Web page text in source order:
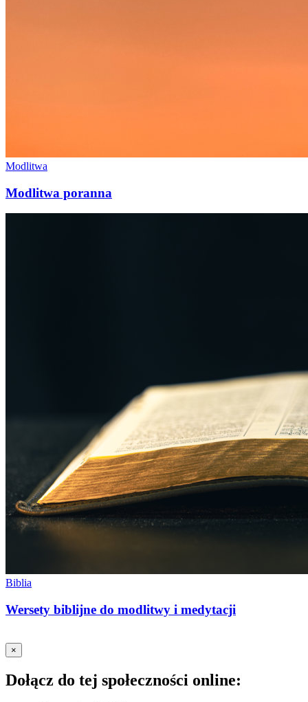
Modlitwa
Modlitwa poranna
Biblia
Wersety biblijne do modlitwy i medytacji
×
Dołącz do tej społeczności online: